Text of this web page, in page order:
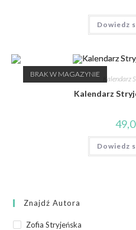
Dowiedz
BRAK W MAGAZYNIE
Kalendarz
Kalendarz
Dowiedz
Znajdź Autora
Zofia Stryjeńska